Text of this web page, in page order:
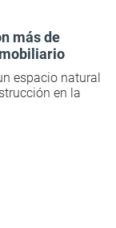
más de
espacio natural
en la